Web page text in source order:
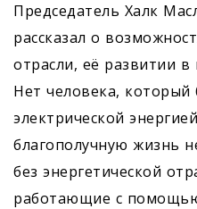
Председатель Халк
рассказал о
отрасли, её развитии
Нет человека, который
электрической
благополучную жизнь
без энергетической
работающие с